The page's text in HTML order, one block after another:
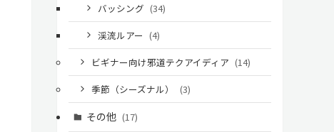
バッシング (34)
渓流ルアー (4)
ビギナー向け邪道テクアイディア (14)
季節（シーズナル）
(3)
その他 (17)